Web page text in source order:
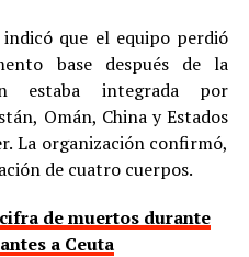
que el equipo perdió
base después de la
estaba integrada por
Omán, China y Estados
La organización confirmó,
de cuatro cuerpos.
de muertos durante
a Ceuta